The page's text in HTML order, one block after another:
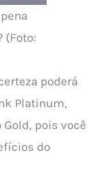
(Foto:
poderá
Platinum,
pois você
do